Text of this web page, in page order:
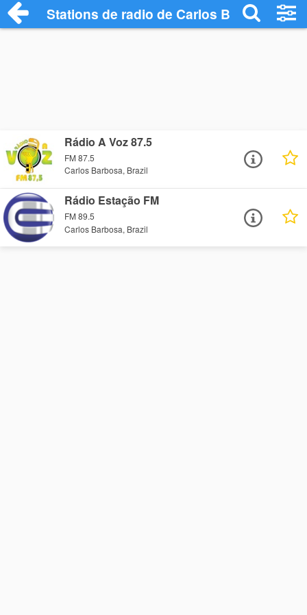
Stations de radio de Carlos Barbosa
Rádio A Voz 87.5
FM 87.5
Carlos Barbosa, Brazil
Rádio Estação FM
FM 89.5
Carlos Barbosa, Brazil